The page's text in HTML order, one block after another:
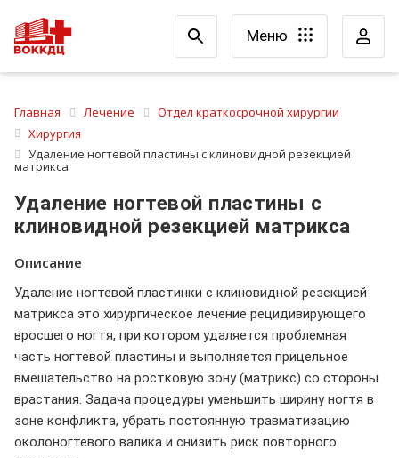
Меню
Главная Лечение
Отдел краткосрочной хирургии
Хирургия
Удаление ногтевой пластины с клиновидной резекцией
матрикса
Удаление ногтевой пластины с
клиновидной резекцией матрикса
Описание
Удаление ногтевой пластинки с клиновидной резекцией
матрикса это хирургическое лечение рецидивирующего
вросшего ногтя, при котором удаляется проблемная
часть ногтевой пластины и выполняется прицельное
вмешательство на ростковую зону (матрикс) со стороны
врастания. Задача процедуры уменьшить ширину ногтя в
зоне конфликта, убрать постоянную травматизацию
околоногтевого валика и снизить риск повторного